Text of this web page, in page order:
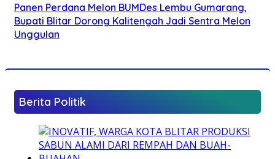
Panen Perdana Melon BUMDes Lembu Gumarang,
Bupati Blitar Dorong Kalitengah Jadi Sentra Melon
Unggulan
Berita Politik